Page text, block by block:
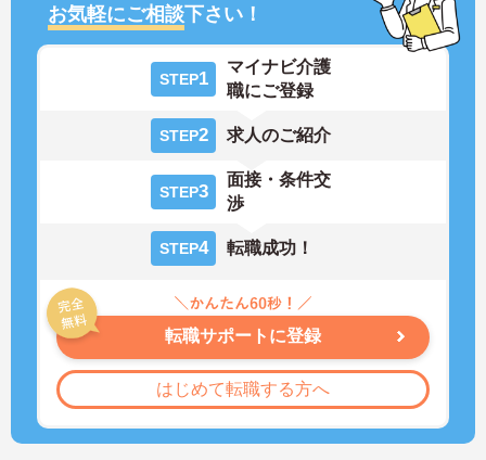
お気軽にご相談下さい！
STEP1
マイナビ介護
職にご登録
STEP2 求人のご紹介
STEP3
面接・条件交
渉
STEP4 転職成功！
転職サポートに登録
はじめて転職する方へ